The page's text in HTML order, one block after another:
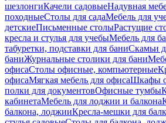
шезлонгиКачели садовыеНадувная
походныеСтолы для садаМебель для
детскиеПисьменные столыРастущие
кресла и стулья для учебыМебель для
табуретки, подставки для баниСкамьи
баниЖурнальные столики для бани
офисаСтолы офисные, компьютерные
офисаМягкая мебель для офисаШкафы
полки для документовОфисные тумбы
кабинетаМебель для лоджии и балкона
балкона, лоджииКресла-мешки для